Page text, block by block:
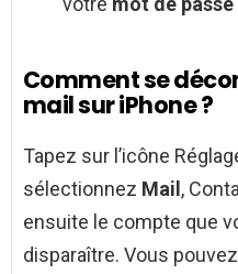
Comment se
mail sur iPhone ?
Tapez sur l’icône
sélectionnez Mail ,
ensuite le compte que
disparaître. Vous